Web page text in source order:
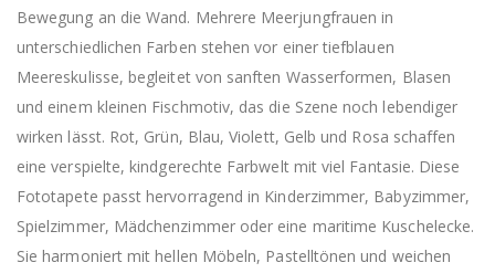
Bewegung an die Wand. Mehrere Meerjungfrauen in
unterschiedlichen Farben stehen vor einer tiefblauen
Meereskulisse, begleitet von sanften Wasserformen, Blasen
und einem kleinen Fischmotiv, das die Szene noch lebendiger
wirken lässt. Rot, Grün, Blau, Violett, Gelb und Rosa schaffen
eine verspielte, kindgerechte Farbwelt mit viel Fantasie. Diese
Fototapete passt hervorragend in Kinderzimmer, Babyzimmer,
Spielzimmer, Mädchenzimmer oder eine maritime Kuschelecke.
Sie harmoniert mit hellen Möbeln, Pastelltönen und weichen